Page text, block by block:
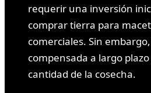
requerir una inversión
comprar tierra para
comerciales. Sin
compensada a largo
cantidad de la cosecha.